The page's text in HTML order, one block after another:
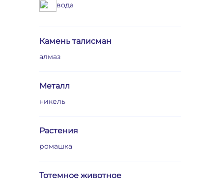
вода
Камень талисман
алмаз
Металл
никель
Растения
ромашка
Тотемное животное